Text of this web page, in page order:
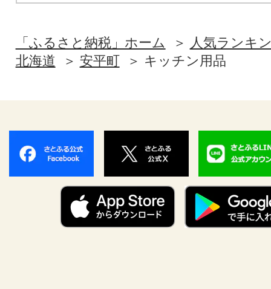
「ふるさと納税」ホーム
人気ランキ
北海道
安平町 キッチン用品